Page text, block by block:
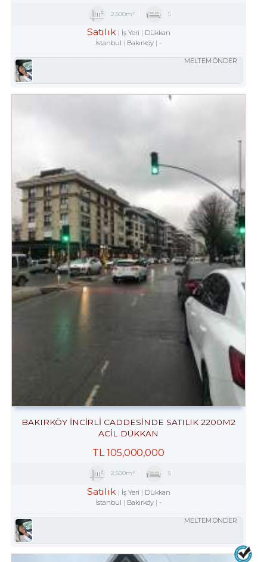
2,500m² 5
Satılık İş Yeri
Dükkan
İstanbul
Bakırköy -
MELTEM ÖNDER
BAKIRKÖY İNCİRLİ CADDESINDE SATILIK 2200M2
ACİL DÜKKAN
TL 105,000,000
2,500m² 5
Satılık İş Yeri
Dükkan
İstanbul
Bakırköy -
MELTEM ÖNDER